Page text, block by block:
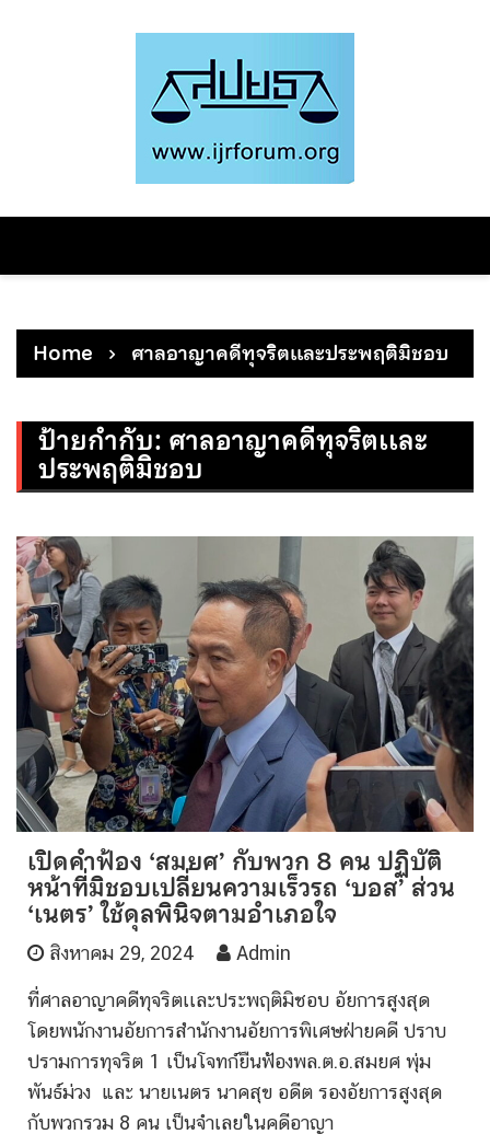
Home ศาลอาญาคดีทุจริตเเละประพฤติมิชอบ
ป้ายกำกับ: ศาลอาญาคดีทุจริตเเละ
ประพฤติมิชอบ
เปิดคำฟ้อง ‘สมยศ’ กับพวก 8 คน ปฏิบัติ
หน้าที่มิชอบเปลี่ยนความเร็วรถ ‘บอส’ ส่วน
‘เนตร’ ใช้ดุลพินิจตามอำเภอใจ
สิงหาคม 29, 2024 Admin
ที่ศาลอาญาคดีทุจริตเเละประพฤติมิชอบ อัยการสูงสุด
โดยพนักงานอัยการสำนักงานอัยการพิเศษฝ่ายคดี ปราบ
ปรามการทุจริต 1 เป็นโจทก์ยืนฟ้องพล.ต.อ.สมยศ พุ่ม
พันธ์ม่วง และ นายเนตร นาคสุข อดีต รองอัยการสูงสุด
กับพวกรวม 8 คน เป็นจำเลยในคดีอาญา